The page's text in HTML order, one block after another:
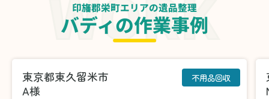
印旛郡栄町エリアの遺品整理
バディの作業事例
東京都東久留米市
A様
不用品回収